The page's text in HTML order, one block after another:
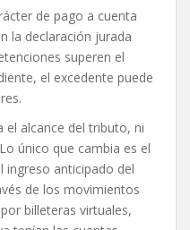
de pago a cuenta
la declaración jurada
superen el
el excedente puede
el alcance del tributo, ni
único que cambia es el
ingreso anticipado del
de los movimientos
billeteras virtuales,